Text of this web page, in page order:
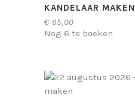
KANDELAAR MAKEN
€ 65,00
Nog 6 te boeken